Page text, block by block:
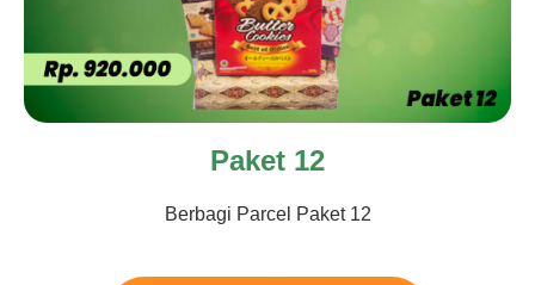
Paket 12
Berbagi Parcel Paket 12